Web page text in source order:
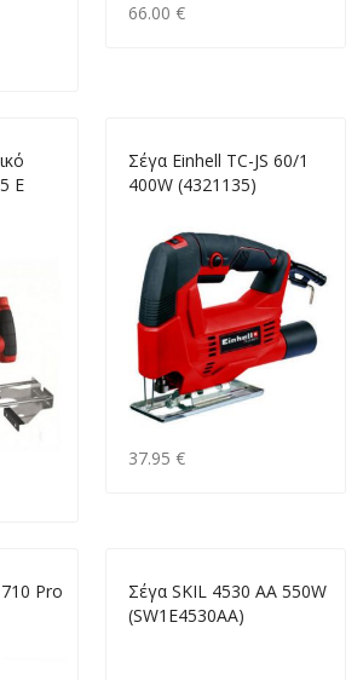
66.00 €
E
Σέγα Einhell TC-JS 60/1
400W (4321135)
37.95 €
Pro
Σέγα SKIL 4530 AA 550W
(SW1E4530AA)